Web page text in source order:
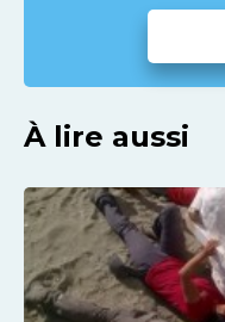
À lire aussi